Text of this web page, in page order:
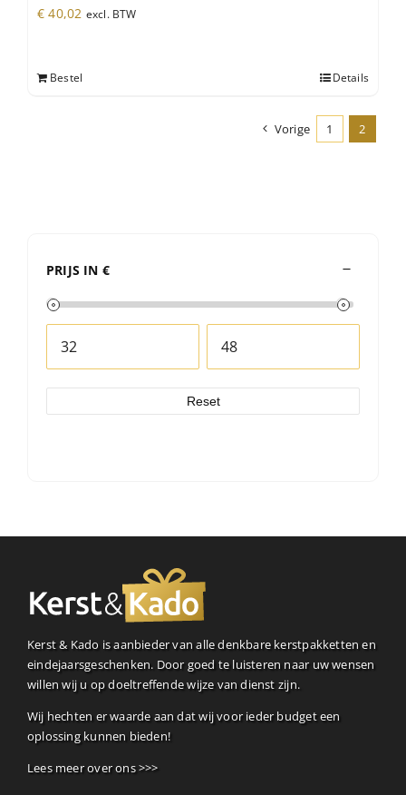
€ 40,02 excl. BTW
Bestel Details
Vorige 1 2
PRIJS IN €
Reset
Kerst & Kado is aanbieder van alle denkbare kerstpakketten en
eindejaarsgeschenken. Door goed te luisteren naar uw wensen
willen wij u op doeltreffende wijze van dienst zijn.
Wij hechten er waarde aan dat wij voor ieder budget een
oplossing kunnen bieden!
Lees meer over ons >>>